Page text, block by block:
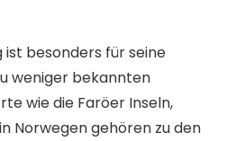
ist besonders für seine
weniger bekannten
wie die Faröer Inseln,
Norwegen gehören zu den